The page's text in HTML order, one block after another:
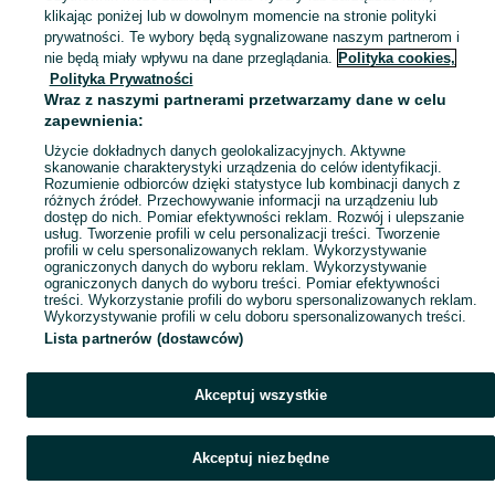
Mapa kategorii
Mapa miejscowości
Mapa ministron
Popularne wyszukiwania
klikając poniżej lub w dowolnym momencie na stronie polityki
prywatności. Te wybory będą sygnalizowane naszym partnerom i
nie będą miały wpływu na dane przeglądania. Polityka cookies,
Polityka Prywatności
Wraz z naszymi partnerami przetwarzamy dane w celu
zapewnienia:
Użycie dokładnych danych geolokalizacyjnych. Aktywne
skanowanie charakterystyki urządzenia do celów identyfikacji.
Rozumienie odbiorców dzięki statystyce lub kombinacji danych z
różnych źródeł. Przechowywanie informacji na urządzeniu lub
dostęp do nich. Pomiar efektywności reklam. Rozwój i ulepszanie
usług. Tworzenie profili w celu personalizacji treści. Tworzenie
profili w celu spersonalizowanych reklam. Wykorzystywanie
ograniczonych danych do wyboru reklam. Wykorzystywanie
ograniczonych danych do wyboru treści. Pomiar efektywności
treści. Wykorzystanie profili do wyboru spersonalizowanych reklam.
Wykorzystywanie profili w celu doboru spersonalizowanych treści.
Lista partnerów (dostawców)
Akceptuj wszystkie
Akceptuj niezbędne